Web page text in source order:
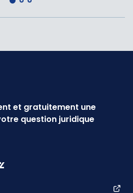
et gratuitement une
question juridique